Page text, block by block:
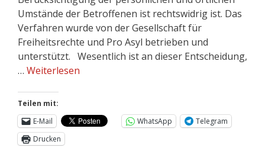
Umstände der Betroffenen ist rechtswidrig ist. Das
Verfahren wurde von der Gesellschaft für
Freiheitsrechte und Pro Asyl betrieben und
unterstützt. Wesentlich ist an dieser Entscheidung,
… Weiterlesen
Teilen mit:
E-Mail
WhatsApp
Telegram
Drucken